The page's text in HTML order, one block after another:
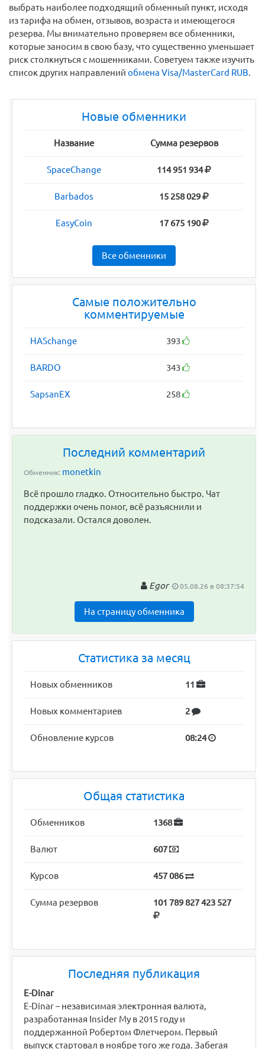
выбрать наиболее подходящий обменный пункт, исходя
из тарифа на обмен, отзывов, возраста и имеющегося
резерва. Мы внимательно проверяем все обменники,
которые заносим в свою базу, что существенно уменьшает
риск столкнуться с мошенниками. Советуем также изучить
список других направлений обмена Visa/MasterCard RUB.
Новые обменники
Название Сумма резервов
SpaceChange 114 951 934
Barbados 15 258 029
EasyCoin 17 675 190
Все обменники
Самые положительно
комментируемые
HASchange 393
BARDO 343
SapsanEX 258
Последний комментарий
Обменник: monetkin
Всё прошло гладко. Относительно быстро. Чат
поддержки очень помог, всё разъяснили и
подсказали. Остался доволен.
Egor 05.08.26 в 08:37:54
На страницу обменника
Статистика за месяц
Новых обменников 11
Новых комментариев 2
Обновление курсов 08:24
Общая статистика
Обменников 1368
Валют 607
Курсов 457 086
Сумма резервов 101 789 827 423 527
Последняя публикация
E-Dinar
E-Dinar – независимая электронная валюта,
разработанная Insider My в 2015 году и
поддержанной Робертом Флетчером. Первый
выпуск стартовал в ноябре того же года. Забегая